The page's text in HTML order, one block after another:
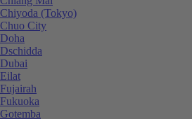
Chiyoda (Tokyo)
Chuo City
Doha
Dschidda
Dubai
Eilat
Fujairah
Fukuoka
Gotemba